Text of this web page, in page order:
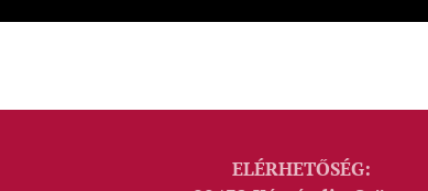
ELÉRHETŐSÉG: